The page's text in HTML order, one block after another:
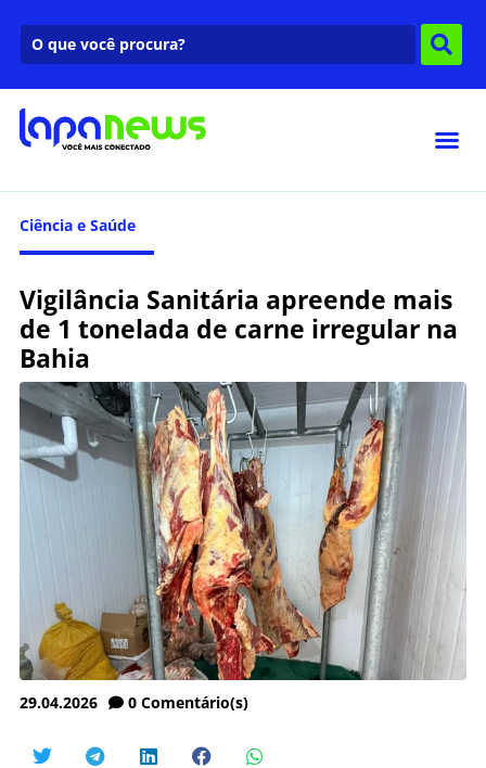
Ciência e Saúde
Vigilância Sanitária apreende mais
de 1 tonelada de carne irregular na
Bahia
29.04.2026 0 Comentário(s)